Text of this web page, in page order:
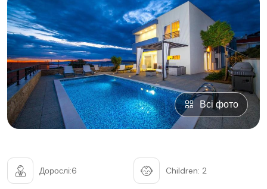
Всі фото
Дорослі:6 Children: 2